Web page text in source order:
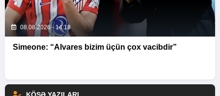
08.08.2026 - 14:18
Simeone: “Alvares bizim üçün çox vacibdir”